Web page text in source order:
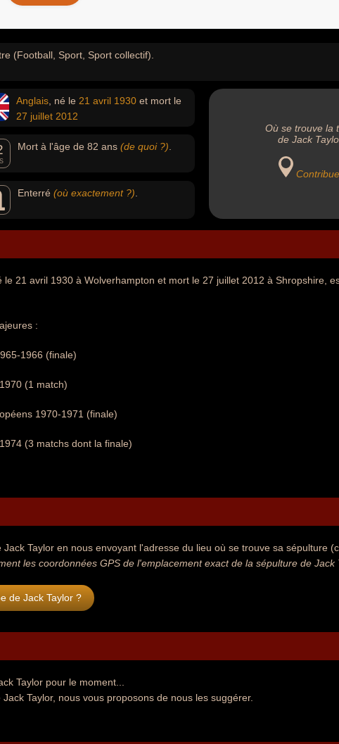
(Football, Sport, Sport collectif).
Anglais , né le 21 avril 1930 et mort le
27 juillet 2012
Mort à l'âge de 82 ans (de quoi ?)
Enterré (où exactement ?)
Où se trouve la
de Jack
le 21 avril 1930 à Wolverhampton et mort le 27 juillet 2012 à Shropshire,
:
1966 (finale)
(1 match)
1970-1971 (finale)
(3 matchs dont la finale)
Taylor en nous envoyant l'adresse du lieu où se trouve sa sépulture
les coordonnées GPS de l'emplacement exact de la sépulture de Jack
de Jack Taylor ?
Taylor pour le moment...
Taylor, nous vous proposons de nous les suggérer.